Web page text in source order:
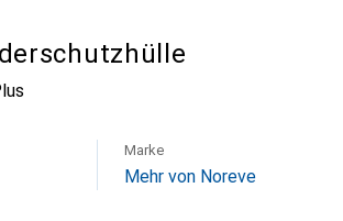
Marke
Mehr von Noreve